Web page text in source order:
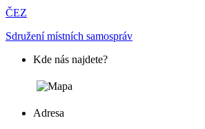
ČEZ
Sdružení místních samospráv
Kde nás najdete?
Adresa